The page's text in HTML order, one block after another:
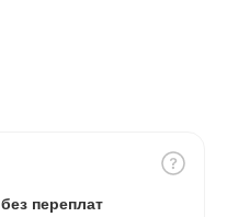
без переплат